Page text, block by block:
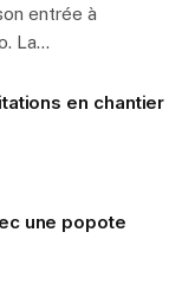
entrée à
La…
en chantier
une popote